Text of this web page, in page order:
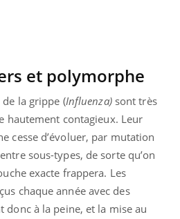
et polymorphe
la grippe (Influenza)sont très
hautement contagieux. Leur
cesse d’évoluer, par mutation
sous-types, de sorte qu’on
exacte frappera. Les
chaque année avec des
donc à la peine, et la mise au